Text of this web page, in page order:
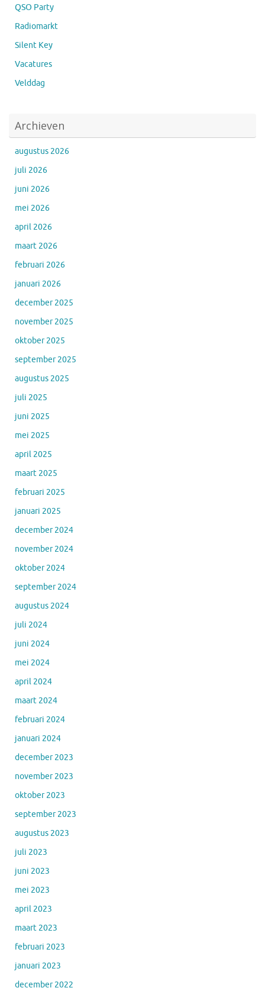
QSO Party
Radiomarkt
Silent Key
Vacatures
Velddag
Archieven
augustus 2026
juli 2026
juni 2026
mei 2026
april 2026
maart 2026
februari 2026
januari 2026
december 2025
november 2025
oktober 2025
september 2025
augustus 2025
juli 2025
juni 2025
mei 2025
april 2025
maart 2025
februari 2025
januari 2025
december 2024
november 2024
oktober 2024
september 2024
augustus 2024
juli 2024
juni 2024
mei 2024
april 2024
maart 2024
februari 2024
januari 2024
december 2023
november 2023
oktober 2023
september 2023
augustus 2023
juli 2023
juni 2023
mei 2023
april 2023
maart 2023
februari 2023
januari 2023
december 2022